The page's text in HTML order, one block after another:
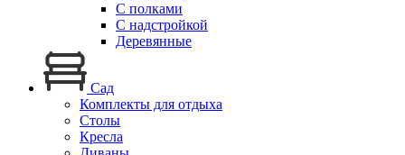
С полками
С надстройкой
Деревянные
Сад
Комплекты для отдыха
Столы
Кресла